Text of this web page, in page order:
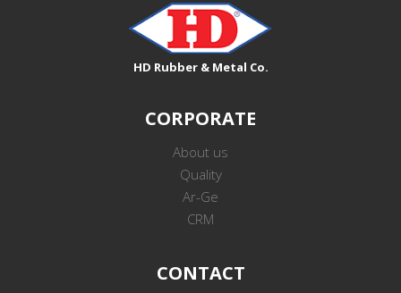
HD Rubber & Metal Co.
CORPORATE
About us
Quality
Ar-Ge
CRM
CONTACT